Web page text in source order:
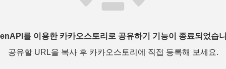
를 이용한 카카오스토리로 공유하기 기능이 종료되었습
공유할 URL을 복사 후 카카오스토리에 직접 등록해 보세요.